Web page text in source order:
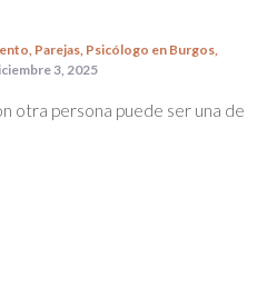
Parejas Psicólogo en Burgos
3, 2025
otra persona puede ser una de